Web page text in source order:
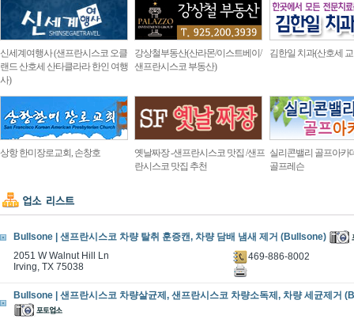
신세계여행사 (샌프란시스코 오클
랜드 산호세 산타클라라 한인 여행
사)
강상철부동산(산라몬/이스트베이/
샌프란시스코 부동산)
김한일 치과(산호세
상항 한미장로교회, 손창호
옛날짜장 -샌프란시스코 맛집 /샌프
란시스코 맛집 추천
실리콘밸리 골프아카
골프레슨
Bullsone | 샌프란시스코 차량 탈취 훈증캔, 차량 담배 냄새 제거 (Bullsone)
2051 W Walnut Hill Ln
Irving, TX 75038
469-886-8002
Bullsone | 샌프란시스코 차량살균제, 샌프란시스코 차량소독제, 차량 세균제거